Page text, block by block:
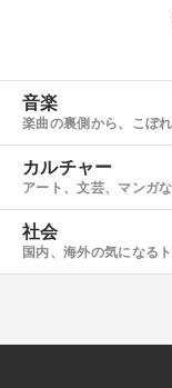
音楽
楽曲の裏側から、こぼ
カルチャー
アート、文芸、マンガ
社会
国内、海外の気になる